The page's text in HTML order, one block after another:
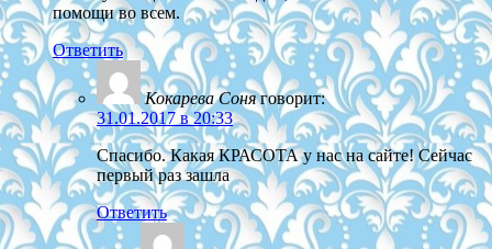
помощи во всем.
Ответить
Кокарева Соня говорит:
31.01.2017 в 20:33
Спасибо. Какая КРАСОТА у нас на сайте! Сейчас
первый раз зашла
Ответить